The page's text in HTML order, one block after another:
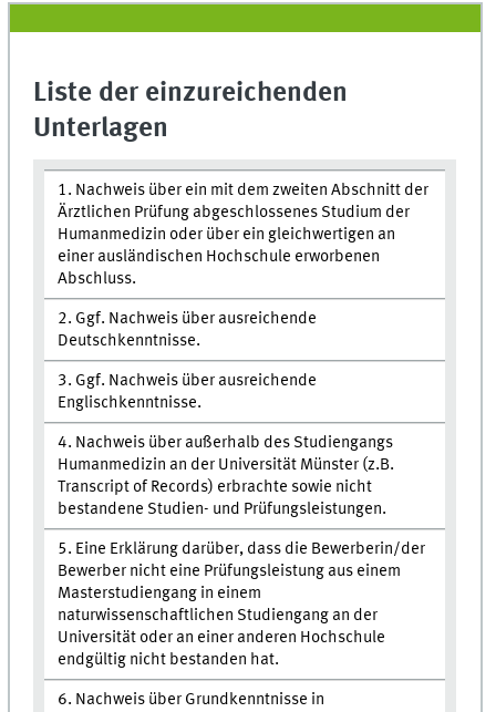
Liste der einzureichenden
Unterlagen
1. Nachweis über ein mit dem zweiten Abschnitt der
Ärztlichen Prüfung abgeschlossenes Studium der
Humanmedizin oder über ein gleichwertigen an
einer ausländischen Hochschule erworbenen
Abschluss.
2. Ggf. Nachweis über ausreichende
Deutschkenntnisse.
3. Ggf. Nachweis über ausreichende
Englischkenntnisse.
4. Nachweis über außerhalb des Studiengangs
Humanmedizin an der Universität Münster (z.B.
Transcript of Records) erbrachte sowie nicht
bestandene Studien- und Prüfungsleistungen.
5. Eine Erklärung darüber, dass die Bewerberin/der
Bewerber nicht eine Prüfungsleistung aus einem
Masterstudiengang in einem
naturwissenschaftlichen Studiengang an der
Universität oder an einer anderen Hochschule
endgültig nicht bestanden hat.
6. Nachweis über Grundkenntnisse in